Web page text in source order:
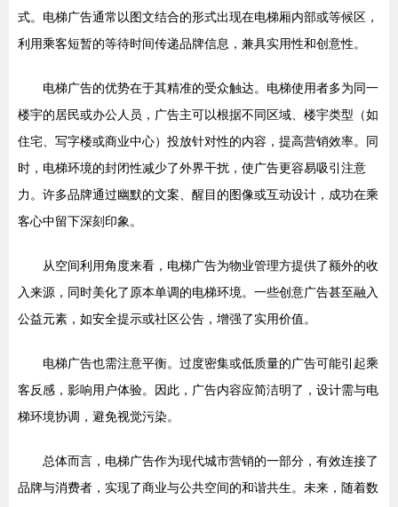
式。电梯广告通常以图文结合的形式出现在电梯厢内部或等候区，
利用乘客短暂的等待时间传递品牌信息，兼具实用性和创意性。
电梯广告的优势在于其精准的受众触达。电梯使用者多为同一
楼宇的居民或办公人员，广告主可以根据不同区域、楼宇类型（如
住宅、写字楼或商业中心）投放针对性的内容，提高营销效率。同
时，电梯环境的封闭性减少了外界干扰，使广告更容易吸引注意
力。许多品牌通过幽默的文案、醒目的图像或互动设计，成功在乘
客心中留下深刻印象。
从空间利用角度来看，电梯广告为物业管理方提供了额外的收
入来源，同时美化了原本单调的电梯环境。一些创意广告甚至融入
公益元素，如安全提示或社区公告，增强了实用价值。
电梯广告也需注意平衡。过度密集或低质量的广告可能引起乘
客反感，影响用户体验。因此，广告内容应简洁明了，设计需与电
梯环境协调，避免视觉污染。
总体而言，电梯广告作为现代城市营销的一部分，有效连接了
品牌与消费者，实现了商业与公共空间的和谐共生。未来，随着数